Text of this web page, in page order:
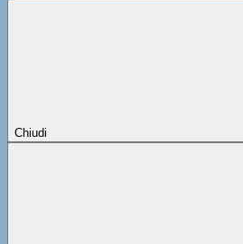
Chiudi